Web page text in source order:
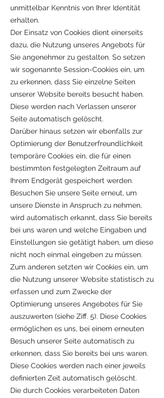
unmittelbar Kenntnis von Ihrer Identität
erhalten.
Der Einsatz von Cookies dient einerseits
dazu, die Nutzung unseres Angebots für
Sie angenehmer zu gestalten. So setzen
wir sogenannte Session-Cookies ein, um
zu erkennen, dass Sie einzelne Seiten
unserer Website bereits besucht haben.
Diese werden nach Verlassen unserer
Seite automatisch gelöscht.
Darüber hinaus setzen wir ebenfalls zur
Optimierung der Benutzerfreundlichkeit
temporäre Cookies ein, die für einen
bestimmten festgelegten Zeitraum auf
Ihrem Endgerät gespeichert werden.
Besuchen Sie unsere Seite erneut, um
unsere Dienste in Anspruch zu nehmen,
wird automatisch erkannt, dass Sie bereits
bei uns waren und welche Eingaben und
Einstellungen sie getätigt haben, um diese
nicht noch einmal eingeben zu müssen.
Zum anderen setzten wir Cookies ein, um
die Nutzung unserer Website statistisch zu
erfassen und zum Zwecke der
Optimierung unseres Angebotes für Sie
auszuwerten (siehe Ziff. 5). Diese Cookies
ermöglichen es uns, bei einem erneuten
Besuch unserer Seite automatisch zu
erkennen, dass Sie bereits bei uns waren.
Diese Cookies werden nach einer jeweils
definierten Zeit automatisch gelöscht.
Die durch Cookies verarbeiteten Daten